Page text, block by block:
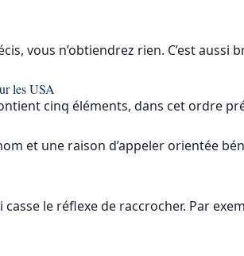
vous n’obtiendrez rien. C’est aussi
les USA
cinq éléments, dans cet ordre
et une raison d’appeler orientée
le réflexe de raccrocher. Par